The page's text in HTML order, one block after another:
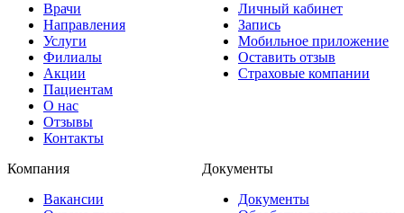
Врачи
Направления
Услуги
Филиалы
Акции
Пациентам
О нас
Отзывы
Контакты
Личный кабинет
Запись
Мобильное приложение
Оставить отзыв
Страховые компании
Компания
Вакансии
Документы
Документы